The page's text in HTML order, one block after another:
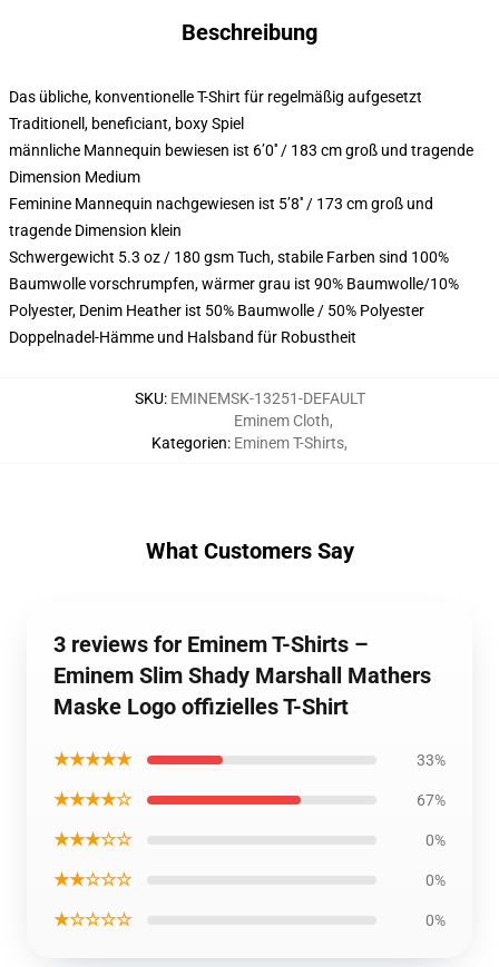
Beschreibung
Das übliche, konventionelle T-Shirt für regelmäßig aufgesetzt
Traditionell, beneficiant, boxy Spiel
männliche Mannequin bewiesen ist 6’0′′ / 183 cm groß und tragende
Dimension Medium
Feminine Mannequin nachgewiesen ist 5’8′′ / 173 cm groß und
tragende Dimension klein
Schwergewicht 5.3 oz / 180 gsm Tuch, stabile Farben sind 100%
Baumwolle vorschrumpfen, wärmer grau ist 90% Baumwolle/10%
Polyester, Denim Heather ist 50% Baumwolle / 50% Polyester
Doppelnadel-Hämme und Halsband für Robustheit
SKU: EMINEMSK-13251-DEFAULT
Kategorien:
Eminem Cloth,
Eminem T-Shirts,
What Customers Say
3 reviews for Eminem T-Shirts –
Eminem Slim Shady Marshall Mathers
Maske Logo offizielles T-Shirt
★★★★★ 33%
★★★★☆ 67%
★★★☆☆ 0%
★★☆☆☆ 0%
★☆☆☆☆ 0%